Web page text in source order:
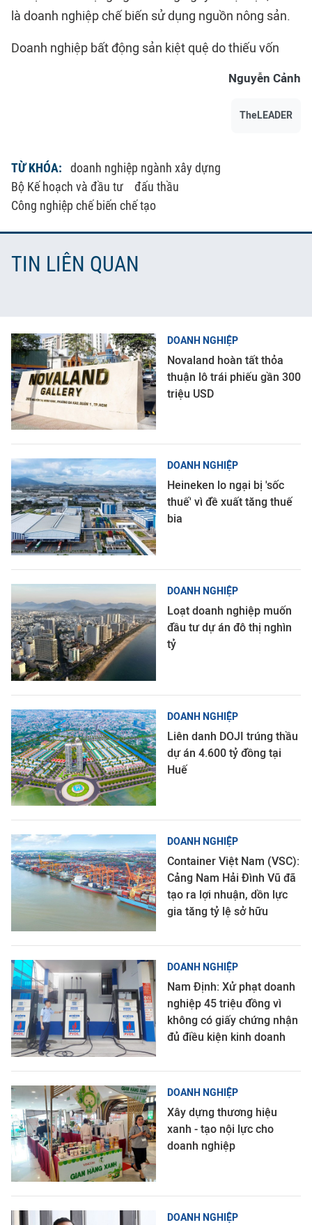
là doanh nghiệp chế biến sử dụng nguồn nông sản.
Doanh nghiệp bất động sản kiệt quệ do thiếu vốn
Nguyễn Cảnh
TheLEADER
TỪ KHÓA:
doanh nghiệp ngành xây dựng
Bộ Kế hoạch và đầu tư
đấu thầu
Công nghiệp chế biến chế tạo
TIN LIÊN QUAN
DOANH NGHIỆP
Novaland hoàn tất thỏa
thuận lô trái phiếu gần 300
triệu USD
DOANH NGHIỆP
Heineken lo ngại bị 'sốc
thuế' vì đề xuất tăng thuế
bia
DOANH NGHIỆP
Loạt doanh nghiệp muốn
đầu tư dự án đô thị nghìn
tỷ
DOANH NGHIỆP
Liên danh DOJI trúng thầu
dự án 4.600 tỷ đồng tại
Huế
DOANH NGHIỆP
Container Việt Nam (VSC):
Cảng Nam Hải Đình Vũ đã
tạo ra lợi nhuận, dồn lực
gia tăng tỷ lệ sở hữu
DOANH NGHIỆP
Nam Định: Xử phạt doanh
nghiệp 45 triệu đồng vì
không có giấy chứng nhận
đủ điều kiện kinh doanh
DOANH NGHIỆP
Xây dựng thương hiệu
xanh - tạo nội lực cho
doanh nghiệp
DOANH NGHIỆP